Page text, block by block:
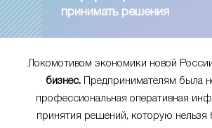
принимать решения
Локомотивом экономики новой
бизнес. Предпринимателям была
профессиональная оперативная
принятия решений, которую нельзя